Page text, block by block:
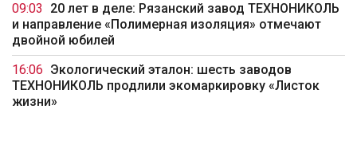
09:03
20 лет в деле: Рязанский завод ТЕХНОНИКОЛЬ
и направление «Полимерная изоляция» отмечают
двойной юбилей
16:06 Экологический эталон: шесть заводов
ТЕХНОНИКОЛЬ продлили экомаркировку «Листок
жизни»